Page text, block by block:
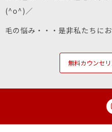
(^o^)／
毛の悩み・・・是非私たちに
無料カウンセ